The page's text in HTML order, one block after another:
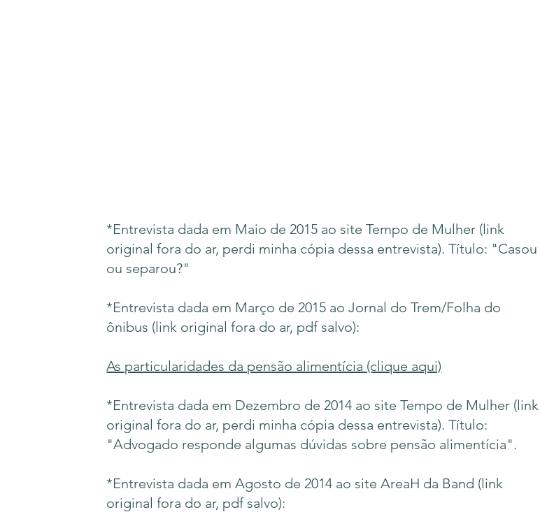
*Entrevista dada em Maio de 2015 ao site Tempo de Mulher (link
original fora do ar, perdi minha cópia dessa entrevista). Título: "Casou
ou separou?"
*Entrevista dada em Março de 2015 ao Jornal do Trem/Folha do
ônibus (link original fora do ar, pdf salvo):
As particularidades da pensão alimentícia (clique aqui)
*Entrevista dada em Dezembro de 2014 ao site Tempo de Mulher (link
original fora do ar, perdi minha cópia dessa entrevista). Título:
"Advogado responde algumas dúvidas sobre pensão alimentícia".
*Entrevista dada em Agosto de 2014 ao site AreaH da Band (link
original fora do ar, pdf salvo):